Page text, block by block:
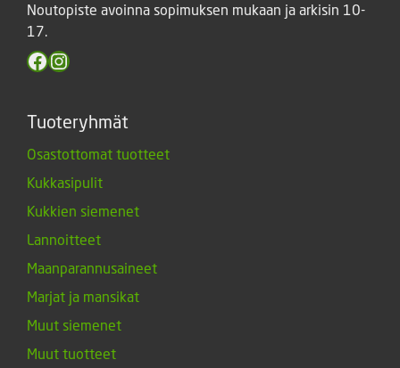
Noutopiste avoinna sopimuksen mukaan ja arkisin 10-
17.
Facebook
Instagram
Tuoteryhmät
Osastottomat tuotteet
Kukkasipulit
Kukkien siemenet
Lannoitteet
Maanparannusaineet
Marjat ja mansikat
Muut siemenet
Muut tuotteet